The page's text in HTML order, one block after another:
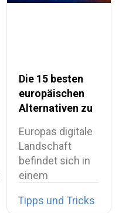
Die 15 besten
europäischen
Alternativen zu
Ein
vollständiger
Vergleichsleitfaden
Europas digitale
Landschaft
befindet sich in
einem
strukturellen
Tipps und Tricks